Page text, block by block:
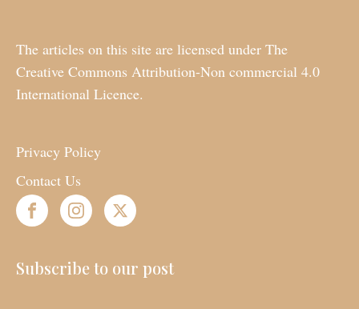
The articles on this site are licensed under The
Creative Commons Attribution-Non commercial 4.0
International Licence.
Privacy Policy
Contact Us
Subscribe to our post